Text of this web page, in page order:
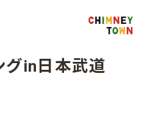
グin日本武道